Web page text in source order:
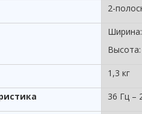
2-
1,3 кг
36 Гц –